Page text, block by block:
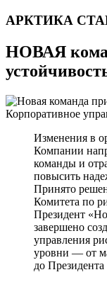
АРКТИКА
НОВАЯ
Корпоративное
Изменения в
Компании
команды и
повысить
Принято
Комитета по
Президент
завершено
управления
уровни — от
до